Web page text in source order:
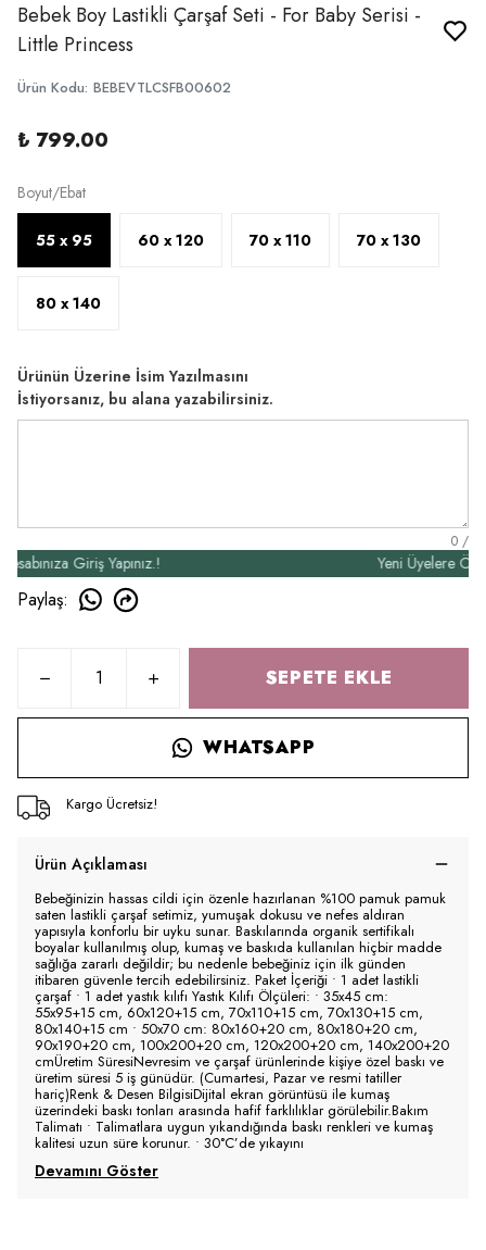
Bebek Boy Lastikli Çarşaf Seti - For Baby Serisi -
Little Princess
Ürün Kodu: BEBEVTLCSFB00602
₺ 799.00
Boyut/Ebat
55 x 95 60 x 120 70 x 110 70 x 130
80 x 140
Ürünün Üzerine İsim Yazılmasını
İstiyorsanız, bu alana yazabilirsiniz.
0 /
Giriş Yapınız.! Yeni Üyelere Özel
Paylaş:
SEPETE EKLE
WHATSAPP
Kargo Ücretsiz!
Ürün Açıklaması
Bebeğinizin hassas cildi için özenle hazırlanan %100 pamuk pamuk
saten lastikli çarşaf setimiz, yumuşak dokusu ve nefes aldıran
yapısıyla konforlu bir uyku sunar. Baskılarında organik sertifikalı
boyalar kullanılmış olup, kumaş ve baskıda kullanılan hiçbir madde
sağlığa zararlı değildir; bu nedenle bebeğiniz için ilk günden
itibaren güvenle tercih edebilirsiniz. Paket İçeriği • 1 adet lastikli
çarşaf • 1 adet yastık kılıfı Yastık Kılıfı Ölçüleri: • 35x45 cm:
55x95+15 cm, 60x120+15 cm, 70x110+15 cm, 70x130+15 cm,
80x140+15 cm • 50x70 cm: 80x160+20 cm, 80x180+20 cm,
90x190+20 cm, 100x200+20 cm, 120x200+20 cm, 140x200+20
cmÜretim SüresiNevresim ve çarşaf ürünlerinde kişiye özel baskı ve
üretim süresi 5 iş günüdür. (Cumartesi, Pazar ve resmi tatiller
hariç)Renk & Desen BilgisiDijital ekran görüntüsü ile kumaş
üzerindeki baskı tonları arasında hafif farklılıklar görülebilir.Bakım
Talimatı • Talimatlara uygun yıkandığında baskı renkleri ve kumaş
kalitesi uzun süre korunur. • 30°C’de yıkayını
Devamını Göster